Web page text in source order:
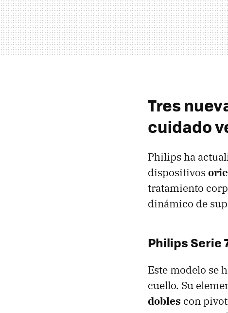
Tres
cuidado
Philips ha
dispositivos
tratamiento
dinámico de
Philips Serie
Este modelo se
cuello. Su
dobles con